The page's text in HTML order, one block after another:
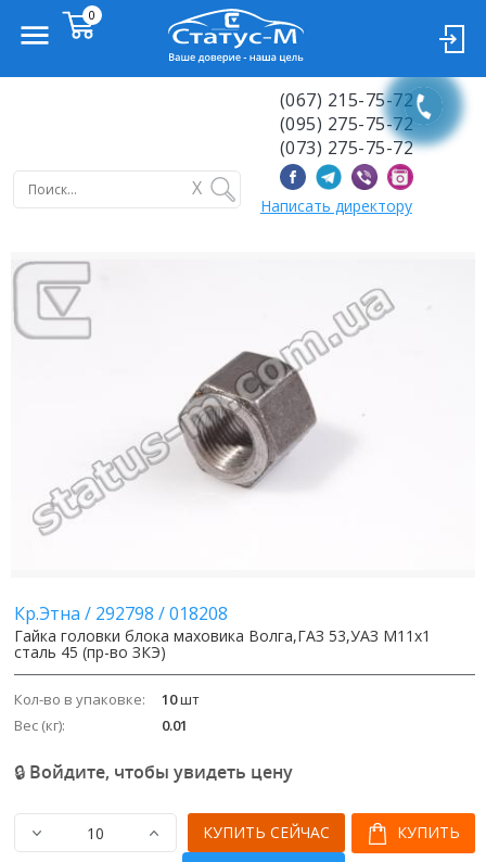
X
(067) 215-75-72
(095) 275-75-72
(073) 275-75-72
Написать директору
Кр.Этна / 292798 /018208
Гайка головки блока маховика Волга,ГАЗ 53,УАЗ М11х1
сталь 45 (пр-во ЗКЭ)
Кол-во в упаковке: 10шт
Вес (кг):
0.01
🔒 Войдите, чтобы увидеть цену
КУПИТЬ
КУПИТЬ СЕЙЧАС